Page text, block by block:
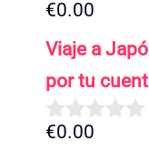
0
e
€0.00
Viaje a
por tu
0
€0.00